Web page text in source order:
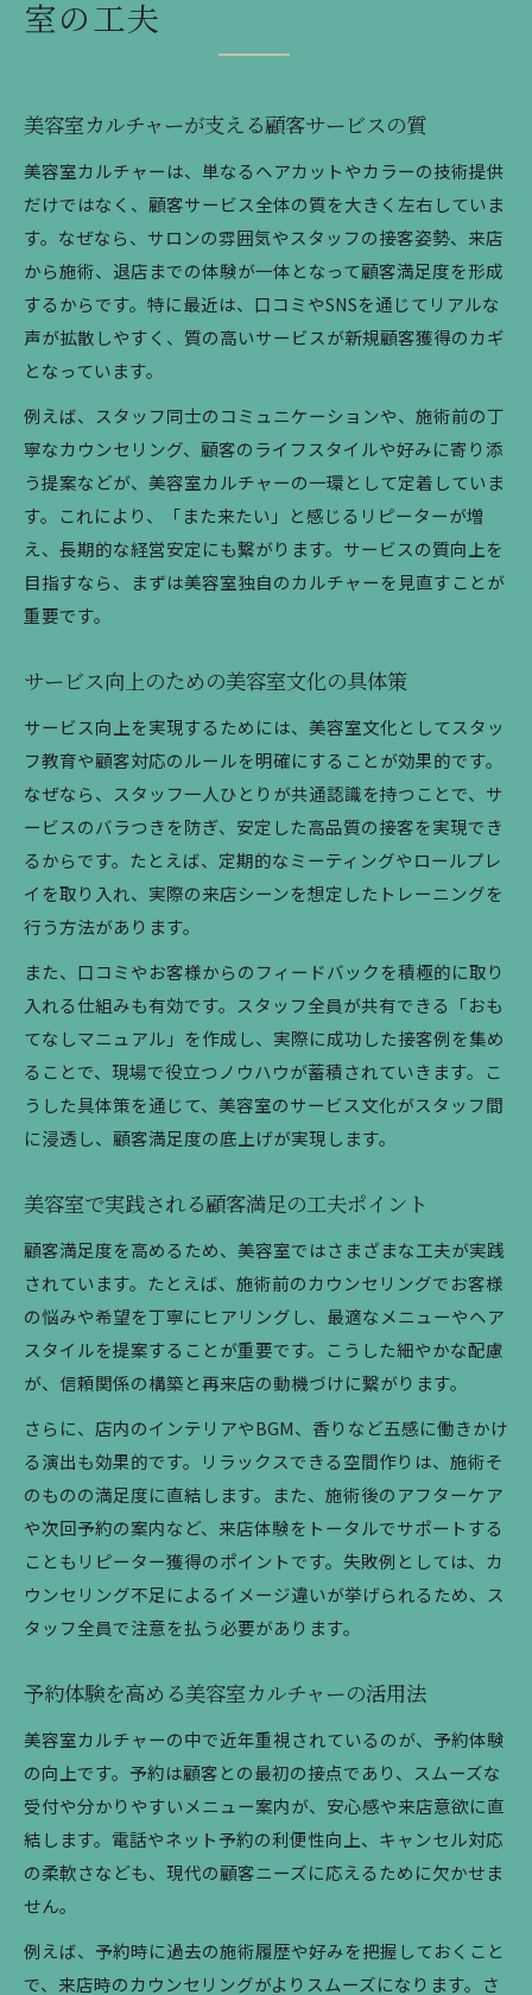
室の工夫
美容室カルチャーが支える顧客サービスの質
美容室カルチャーは、単なるヘアカットやカラーの技術提供
だけではなく、顧客サービス全体の質を大きく左右していま
す。なぜなら、サロンの雰囲気やスタッフの接客姿勢、来店
から施術、退店までの体験が一体となって顧客満足度を形成
するからです。特に最近は、口コミやSNSを通じてリアルな
声が拡散しやすく、質の高いサービスが新規顧客獲得のカギ
となっています。
例えば、スタッフ同士のコミュニケーションや、施術前の丁
寧なカウンセリング、顧客のライフスタイルや好みに寄り添
う提案などが、美容室カルチャーの一環として定着していま
す。これにより、「また来たい」と感じるリピーターが増
え、長期的な経営安定にも繋がります。サービスの質向上を
目指すなら、まずは美容室独自のカルチャーを見直すことが
重要です。
サービス向上のための美容室文化の具体策
サービス向上を実現するためには、美容室文化としてスタッ
フ教育や顧客対応のルールを明確にすることが効果的です。
なぜなら、スタッフ一人ひとりが共通認識を持つことで、サ
ービスのバラつきを防ぎ、安定した高品質の接客を実現でき
るからです。たとえば、定期的なミーティングやロールプレ
イを取り入れ、実際の来店シーンを想定したトレーニングを
行う方法があります。
また、口コミやお客様からのフィードバックを積極的に取り
入れる仕組みも有効です。スタッフ全員が共有できる「おも
てなしマニュアル」を作成し、実際に成功した接客例を集め
ることで、現場で役立つノウハウが蓄積されていきます。こ
うした具体策を通じて、美容室のサービス文化がスタッフ間
に浸透し、顧客満足度の底上げが実現します。
美容室で実践される顧客満足の工夫ポイント
顧客満足度を高めるため、美容室ではさまざまな工夫が実践
されています。たとえば、施術前のカウンセリングでお客様
の悩みや希望を丁寧にヒアリングし、最適なメニューやヘア
スタイルを提案することが重要です。こうした細やかな配慮
が、信頼関係の構築と再来店の動機づけに繋がります。
さらに、店内のインテリアやBGM、香りなど五感に働きかけ
る演出も効果的です。リラックスできる空間作りは、施術そ
のものの満足度に直結します。また、施術後のアフターケア
や次回予約の案内など、来店体験をトータルでサポートする
こともリピーター獲得のポイントです。失敗例としては、カ
ウンセリング不足によるイメージ違いが挙げられるため、ス
タッフ全員で注意を払う必要があります。
予約体験を高める美容室カルチャーの活用法
美容室カルチャーの中で近年重視されているのが、予約体験
の向上です。予約は顧客との最初の接点であり、スムーズな
受付や分かりやすいメニュー案内が、安心感や来店意欲に直
結します。電話やネット予約の利便性向上、キャンセル対応
の柔軟さなども、現代の顧客ニーズに応えるために欠かせま
せん。
例えば、予約時に過去の施術履歴や好みを把握しておくこと
で、来店時のカウンセリングがよりスムーズになります。さ